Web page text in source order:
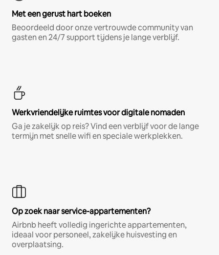
Met een gerust hart boeken
Beoordeeld door onze vertrouwde community van
gasten en 24/7 support tijdens je lange verblijf.
Werkvriendelijke ruimtes voor digitale nomaden
Ga je zakelijk op reis? Vind een verblijf voor de lange
termijn met snelle wifi en speciale werkplekken.
Op zoek naar service-appartementen?
Airbnb heeft volledig ingerichte appartementen,
ideaal voor personeel, zakelijke huisvesting en
overplaatsing.